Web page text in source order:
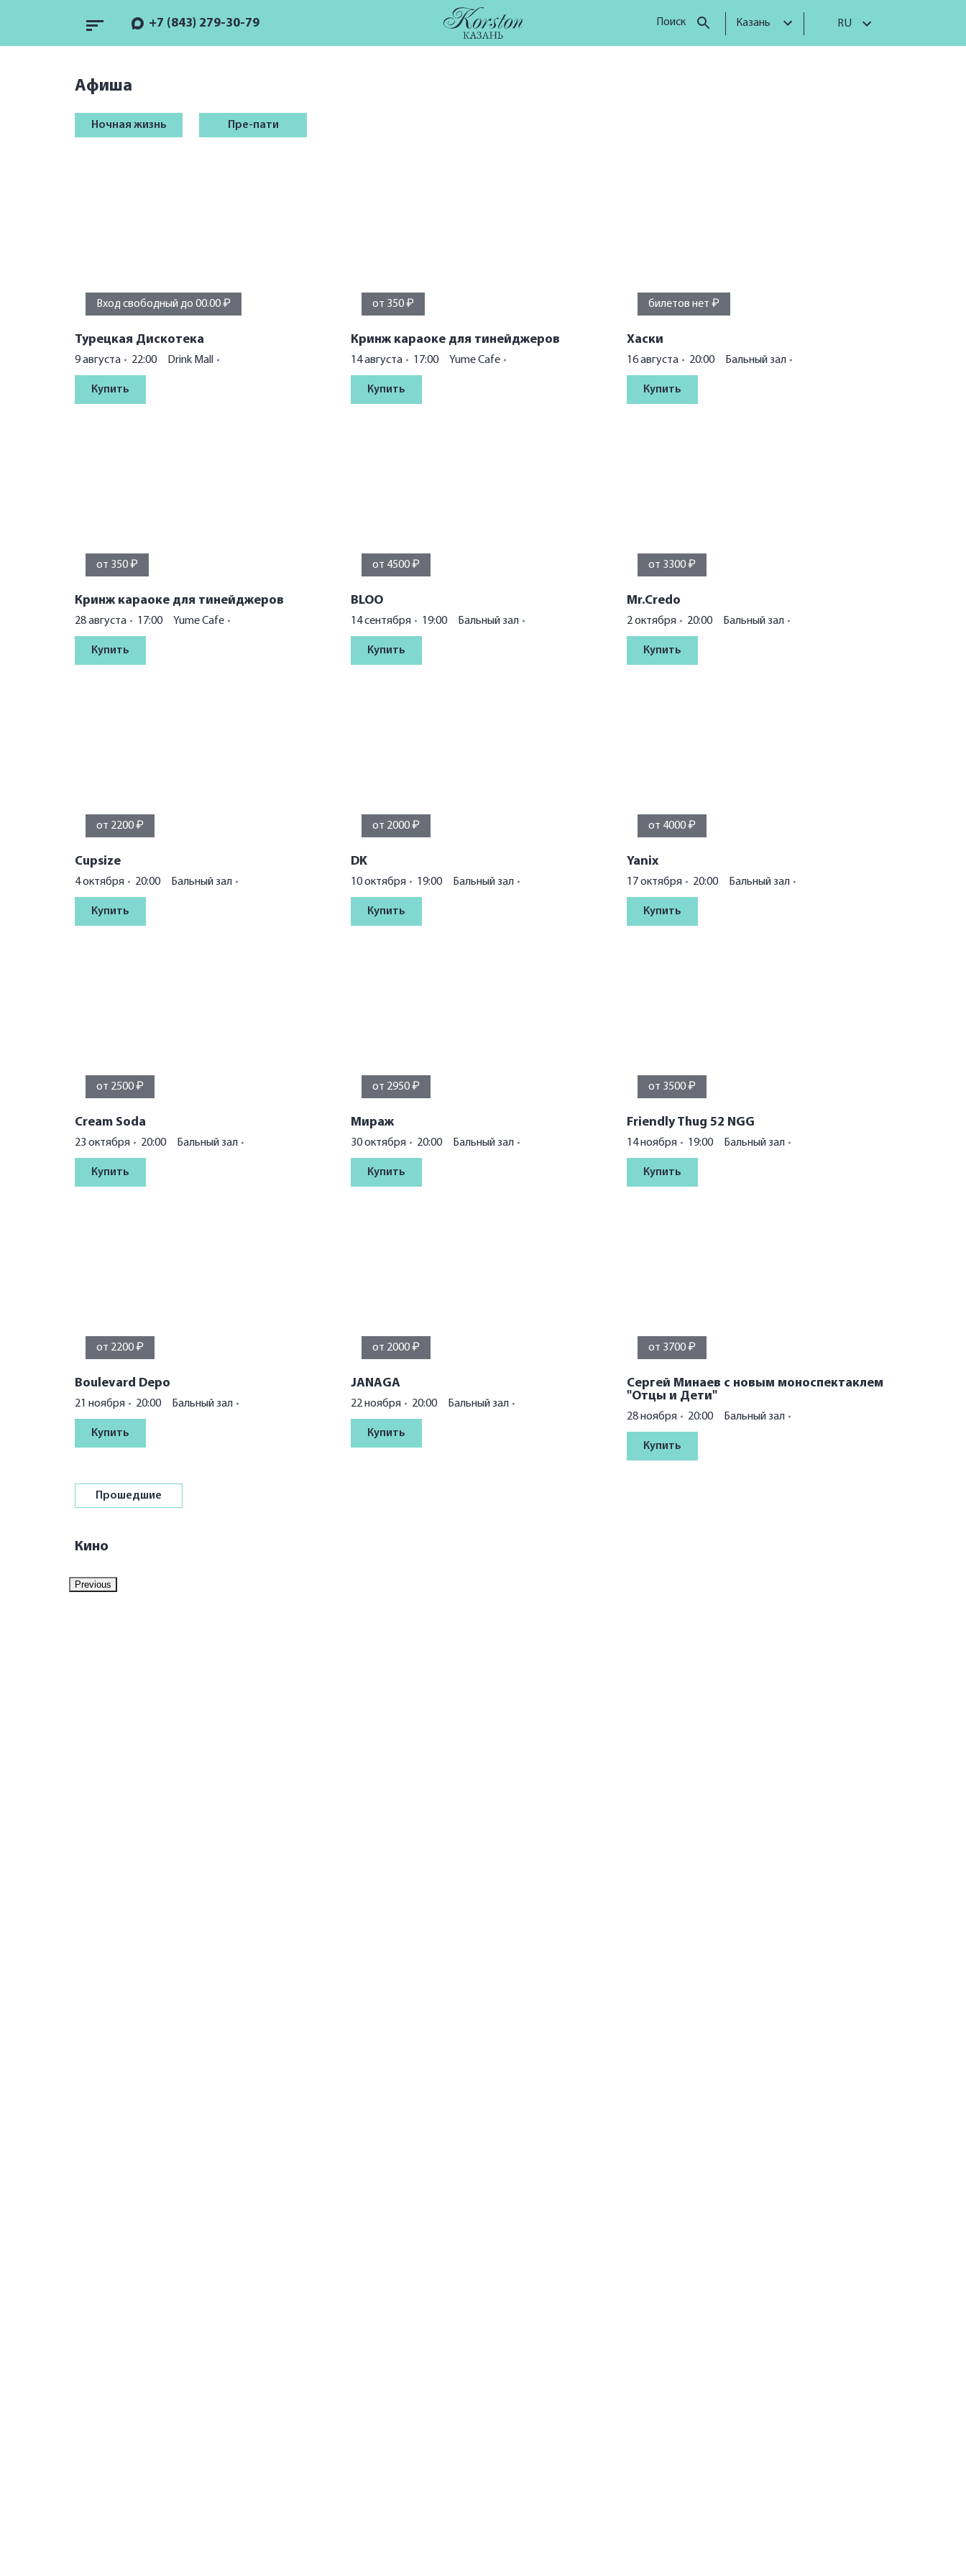
+7 (843) 279-30-79 Поиск Казань RU
Афиша
Ночная жизнь Пре-пати
Вход свободный до 00.00 ₽
Турецкая Дискотека
9 августа 22:00 Drink Mall
Купить
от 350 ₽
Кринж караоке для тинейджеров
14 августа 17:00 Yume Cafe
Купить
билетов нет ₽
Хаски
16 августа 20:00 Бальный зал
Купить
от 350 ₽
Кринж караоке для тинейджеров
28 августа 17:00 Yume Cafe
Купить
от 4500 ₽
BLOO
14 сентября 19:00 Бальный зал
Купить
от 3300 ₽
Mr.Credo
2 октября 20:00 Бальный зал
Купить
от 2200 ₽
Cupsize
4 октября 20:00 Бальный зал
Купить
от 2000 ₽
DK
10 октября 19:00 Бальный зал
Купить
от 4000 ₽
Yanix
17 октября 20:00 Бальный зал
Купить
от 2500 ₽
Cream Soda
23 октября 20:00 Бальный зал
Купить
от 2950 ₽
Мираж
30 октября 20:00 Бальный зал
Купить
от 3500 ₽
Friendly Thug 52 NGG
14 ноября 19:00 Бальный зал
Купить
от 2200 ₽
Boulevard Depo
21 ноября 20:00 Бальный зал
Купить
от 2000 ₽
JANAGA
22 ноября 20:00 Бальный зал
Купить
от 3700 ₽
Сергей Минаев с новым моноспектаклем
"Отцы и Дети"
28 ноября 20:00 Бальный зал
Купить
Прошедшие
Кино
Previous